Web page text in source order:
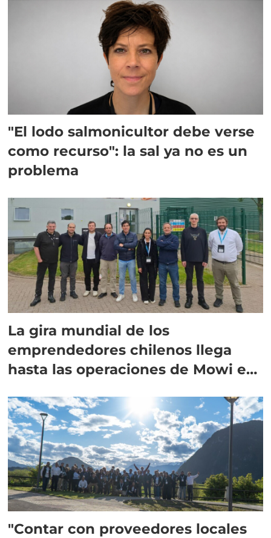
"El lodo salmonicultor debe verse
como recurso": la sal ya no es un
problema
La gira mundial de los
emprendedores chilenos llega
hasta las operaciones de Mowi en
"Contar con proveedores locales